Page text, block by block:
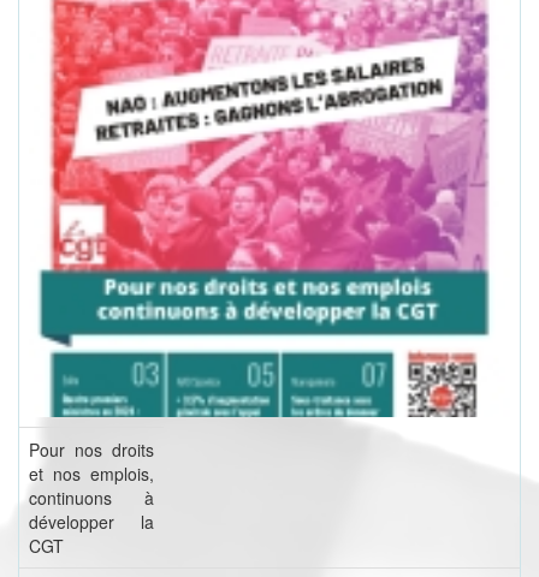
Pour nos droits
et nos emplois,
continuons à
développer la
CGT